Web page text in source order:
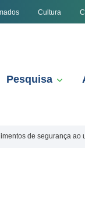
Cultura
Pesquisa
de segurança ao